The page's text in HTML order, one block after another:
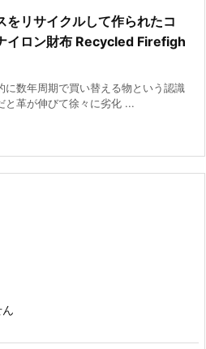
をリサイクルして作られたコ
イロン財布 Recycled Firefigh
に数年周期で買い替える物という認識
と革が伸びて徐々に劣化 ...